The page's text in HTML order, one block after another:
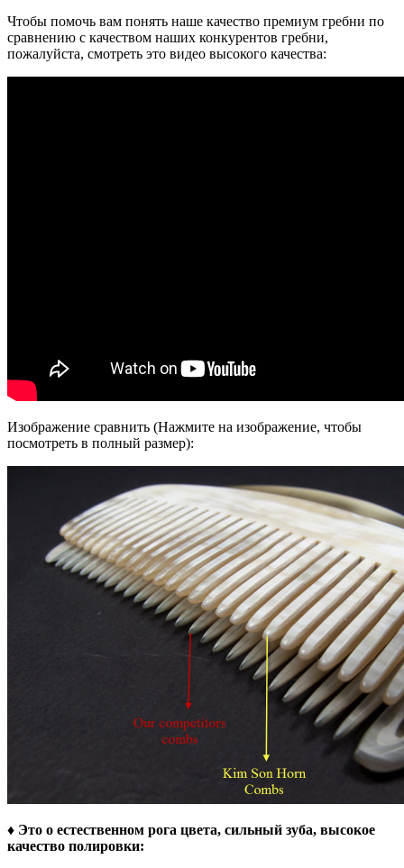
Чтобы помочь вам понять наше качество премиум гребни по
сравнению с качеством наших конкурентов гребни,
пожалуйста, смотреть это видео высокого качества:
Изображение сравнить (Нажмите на изображение, чтобы
посмотреть в полный размер):
♦ Это о естественном рога цвета, сильный зуба, высокое
качество полировки: